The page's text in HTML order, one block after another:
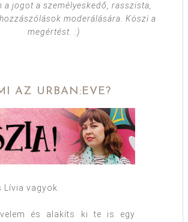
a jogot a személyeskedő, rasszista,
moderálására. Köszi a
megértést. :)
AZ URBAN:EVE?
Lívia vagyok.
és alakíts ki te is egy